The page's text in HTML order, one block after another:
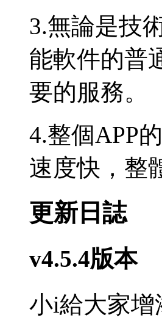
3.無論是技
能軟件的普
要的服務。
4.整個APP
速度快，整
更新日誌
v4.5.4版本
小i給大家增